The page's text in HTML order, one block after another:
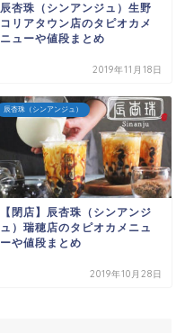
辰杏珠（シンアンジュ）生野
コリアタウン店のタピオカメ
ニューや値段まとめ
2019年11月18日
辰杏珠（シンアンジュ）
【閉店】辰杏珠（シンアンジ
ュ）瑞穂店のタピオカメニュ
ーや値段まとめ
2019年10月28日